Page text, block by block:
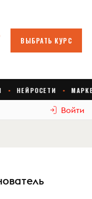
Войти